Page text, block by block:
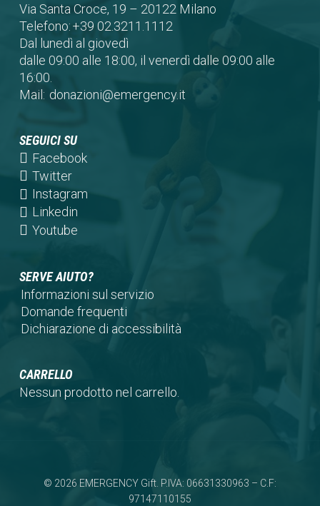
Via Santa Croce, 19 – 20122 Milano
Telefono:+39 02.3211.1112
Dal lunedì al giovedì
dalle 09:00 alle 18:00, il venerdì dalle 09:00 alle
16:00.
Mail: donazioni@emergency.it
SEGUICI SU
Facebook(opens
a
Twitter(opens
in
a
new
Instagram(opens
Linkedin(opens
in
tab)
Youtube(opens
new
tab)
SERVE AIUTO?
Informazioni sul servizio
Domande frequenti
Dichiarazione di accessibilità
CARRELLO
Nessun prodotto nel carrello.
© 2026 EMERGENCY Gift. P.IVA: 06631330963 – C.F:
97147110155